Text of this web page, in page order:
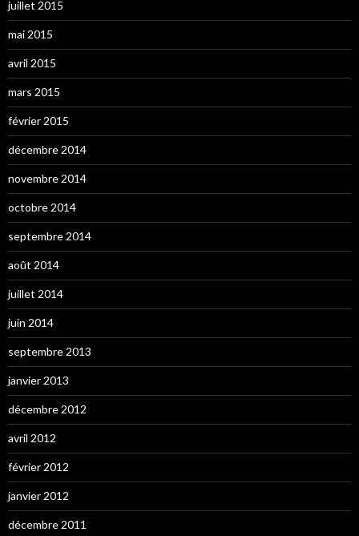
juillet 2015
mai 2015
avril 2015
mars 2015
février 2015
décembre 2014
novembre 2014
octobre 2014
septembre 2014
août 2014
juillet 2014
juin 2014
septembre 2013
janvier 2013
décembre 2012
avril 2012
février 2012
janvier 2012
décembre 2011